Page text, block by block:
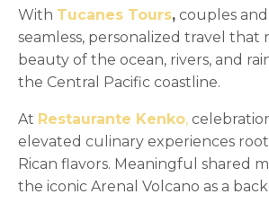
With Tucanes Tours, couples
seamless, personalized travel that
beauty of the ocean, rivers, and
the Central Pacific coastline.
At Restaurante Kenko,
elevated culinary experiences
Rican flavors. Meaningful shared
the iconic Arenal Volcano as a